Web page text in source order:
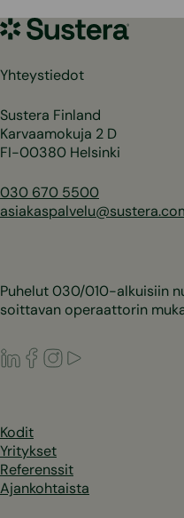
Sustera
Yhteystiedot
Sustera Finland
Karvaamokuja 2 D
FI-00380 Helsinki
030 670 5500
Puhelut 030/010-alkuisiin
soittavan operaattorin
LinkedIn
Facebook
Instagram
Kodit
Yritykset
Referenssit
Ajankohtaista